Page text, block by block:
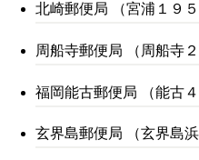
北崎郵便局 （宮浦１９５
周船寺郵便局 （周船寺
福岡能古郵便局 （能古４
玄界島郵便局 （玄界島